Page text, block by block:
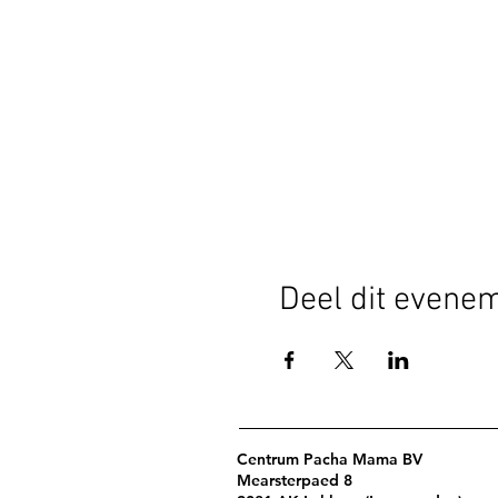
Deel dit
Centrum Pacha Mama BV
Mearsterpaed 8